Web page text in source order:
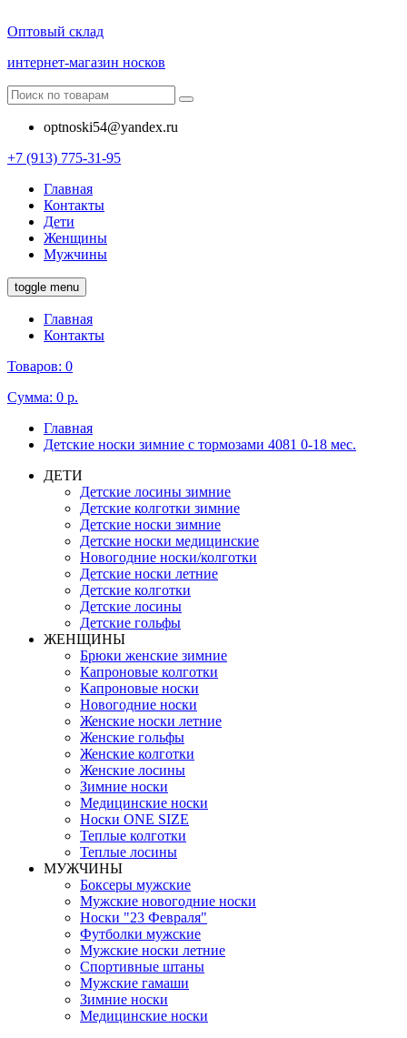
Оптовый склад
интернет-магазин носков
optnoski54@yandex.ru
+7 (913) 775-31-95
Главная
Контакты
Дети
Женщины
Мужчины
toggle menu
Главная
Контакты
Товаров: 0
Сумма: 0 р.
Главная
Детские носки зимние с тормозами 4081 0-18 мес.
ДЕТИ
Детские лосины зимние
Детские колготки зимние
Детские носки зимние
Детские носки медицинские
Новогодние носки/колготки
Детские носки летние
Детские колготки
Детские лосины
Детские гольфы
ЖЕНЩИНЫ
Брюки женские зимние
Капроновые колготки
Капроновые носки
Новогодние носки
Женские носки летние
Женские гольфы
Женские колготки
Женские лосины
Зимние носки
Медицинские носки
Носки ONE SIZE
Теплые колготки
Теплые лосины
МУЖЧИНЫ
Боксеры мужские
Мужские новогодние носки
Носки "23 Февраля"
Футболки мужские
Мужские носки летние
Спортивные штаны
Мужские гамаши
Зимние носки
Медицинские носки